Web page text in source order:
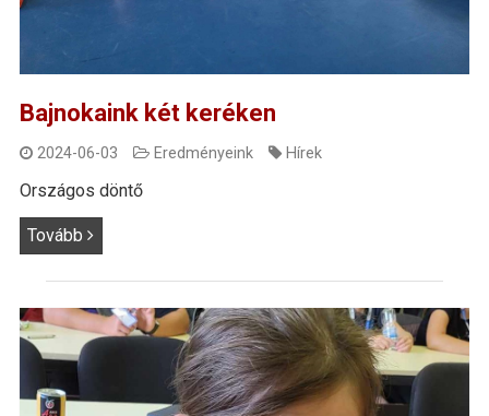
Bajnokaink két keréken
2024-06-03 Eredményeink Hírek
Országos döntő
Tovább